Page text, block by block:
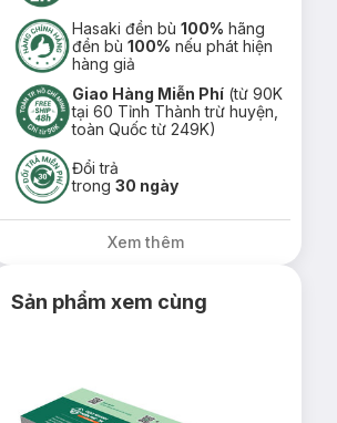
Hasaki đền bù100% hãng
đền bù100% nếu phát hiện
hàng giả
Giao Hàng Miễn Phí (từ 90K
tại 60 Tỉnh Thành trừ huyện,
toàn Quốc từ 249K)
Đổi trả
trong30 ngày
Xem thêm
Sản phẩm xem cùng